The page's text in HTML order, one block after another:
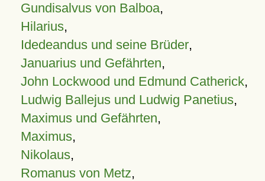
Gundisalvus von Balboa,
Hilarius,
Idedeandus und seine Brüder,
Januarius und Gefährten,
John Lockwood und Edmund Catherick,
Ludwig Ballejus und Ludwig Panetius,
Maximus und Gefährten,
Maximus,
Nikolaus,
Romanus von Metz,